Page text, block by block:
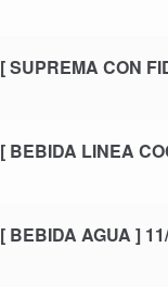
[ SUPREMA CON
[ BEBIDA LINEA
[ BEBIDA AGUA ]